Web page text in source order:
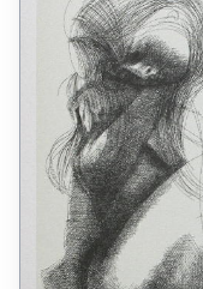
MOSTRE
EVENTI
PALAZZO DELLE MUSE